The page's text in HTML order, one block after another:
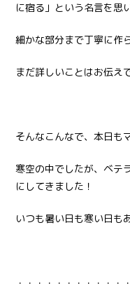
に宿る」という名言を思
細かな部分まで丁寧に作
まだ詳しいことはお伝え
そんなこんなで、本日も
寒空の中でしたが、ベテ
にしてきました！
いつも暑い日も寒い日も
・・・・・・・・・・・